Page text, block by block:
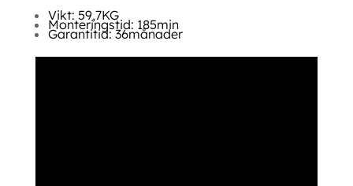
Vikt: 59,7KG
Monteringstid: 185min
Garantitid: 36månader